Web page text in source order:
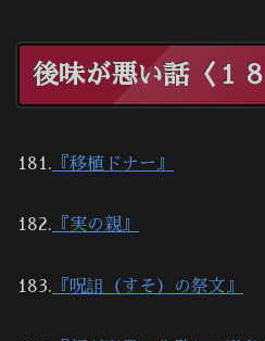
後味が悪い話〈１
181. 『移植ドナー』
182. 『実の親』
183. 『呪詛（すそ）の祭文』